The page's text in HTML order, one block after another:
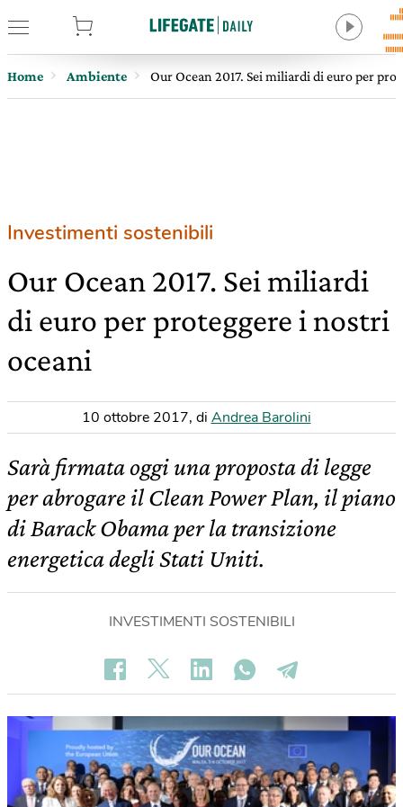
Home Ambiente Our Ocean 2017. Sei miliardi di euro per
Investimenti sostenibili
Our Ocean 2017. Sei miliardi
di euro per proteggere i nostri
oceani
10 ottobre 2017, di Andrea Barolini
Sarà firmata oggi una proposta di legge
per abrogare il Clean Power Plan, il piano
di Barack Obama per la transizione
energetica degli Stati Uniti.
INVESTIMENTI SOSTENIBILI